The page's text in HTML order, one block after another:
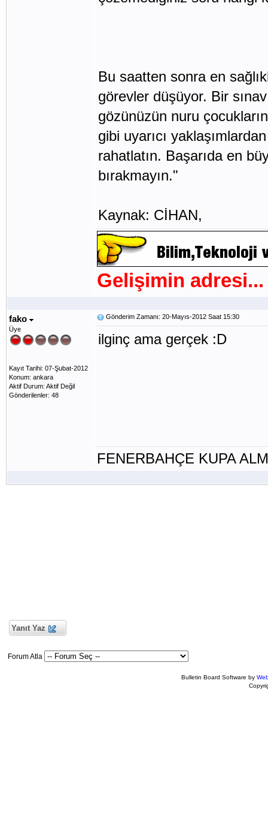
Bu saatten sonra en
görevler düşüyor. Bir
gözünüzün nuru
gibi uyarıcı
rahatlatın. Başarıda en
bırakmayın."
Kaynak: CİHAN,
Gelişimin adresi...
fako
Üye
Kayıt Tarihi: 07-Şubat-2012
Konum: ankara
Aktif Durum: Aktif Değil
Gönderilenler: 48
Gönderim Zamanı: 20-Mayıs-2012 Saat 15:30
ilginç ama gerçek :D
FENERBAHÇE KUPA
Yanıt Yaz
Forum Atla
Bulletin Board Software by